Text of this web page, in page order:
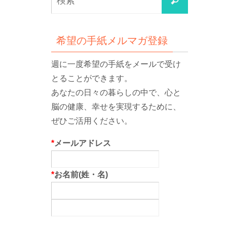
索
希望の手紙メルマガ登録
週に一度希望の手紙をメールで受け
とることができます。
あなたの日々の暮らしの中で、心と
脳の健康、幸せを実現するために、
ぜひご活用ください。
*メールアドレス
*お名前(姓・名)